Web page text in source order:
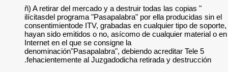
" ñ) A retirar del
ilícitasdel
consentimientode
hayan sido
fehacientemente